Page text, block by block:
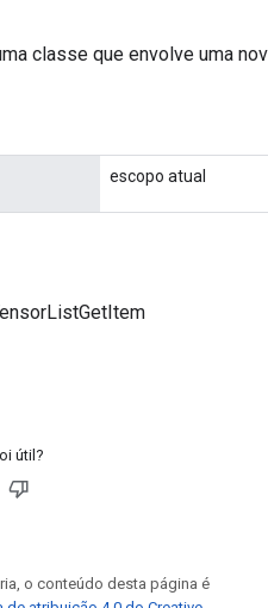
classe que envolve uma
escopo atual
útil?
o conteúdo desta página é